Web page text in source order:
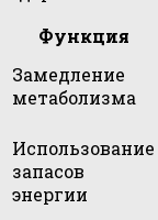
Функция
Замедление
метаболизма
Использование
запасов
энергии